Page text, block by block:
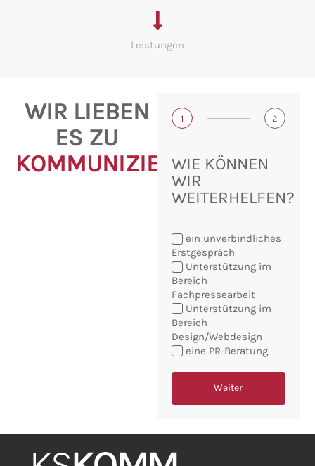
Leistungen
WIR LIEBEN
ES ZU
KOMMUNIZIEREN!
1 2
WIE KÖNNEN
WIR
WEITERHELFEN?
Sie
möchten:
ein unverbindliches
Erstgespräch
Unterstützung im
Bereich
Fachpressearbeit
Unterstützung im
Bereich
Design/Webdesign
eine PR-Beratung
Weiter